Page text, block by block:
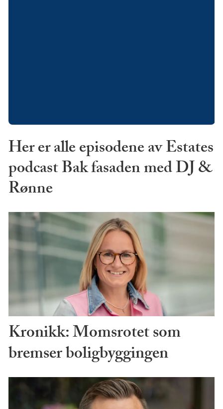
Her er alle episodene av Estates
podcast Bak fasaden med DJ &
Rønne
Kronikk: Momsrotet som
bremser boligbyggingen